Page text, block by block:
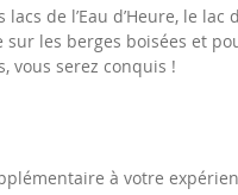
de l’Eau d’Heure, le lac
les berges boisées et
vous serez conquis !
à votre